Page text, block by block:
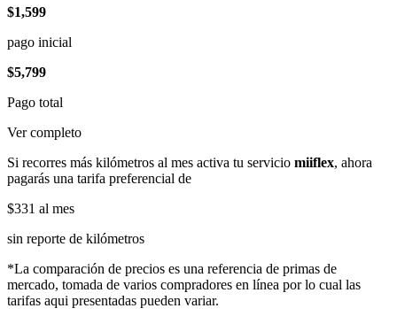
$1,599
pago inicial
$5,799
Pago total
Ver completo
Si recorres más kilómetros al mes activa tu servicio miiflex, ahora
pagarás una tarifa preferencial de
$331 al mes
sin reporte de kilómetros
*La comparación de precios es una referencia de primas de
mercado, tomada de varios compradores en línea por lo cual las
tarifas aqui presentadas pueden variar.